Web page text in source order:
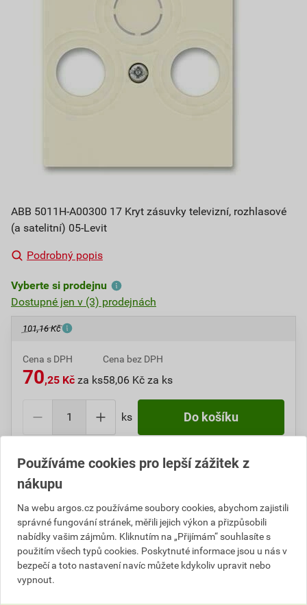
ABB 5011H-A00300 17 Kryt zásuvky televizní, rozhlasové
(a satelitní) 05-Levit
Podrobný popis
Vyberte si prodejnu
Dostupné jen v (3) prodejnách
101,16 Kč
Cena s DPH
70,25 Kč za ks
Cena bez DPH
58,06 Kč za ks
ks Do košíku
Do košíku přidáte1 ksza70,25Kč s DPH
58,06
Číslo položky:1000003292
Katalogový kód: 03N13
Výrobky značky:ABB
Popis
Používáme cookies pro lepší zážitek z
nákupu
Na webu argos.cz používáme soubory cookies, abychom zajistili
správné fungování stránek, měřili jejich výkon a přizpůsobili
nabídky vašim zájmům. Kliknutím na „Přijímám“ souhlasíte s
použitím všech typů cookies. Poskytnuté informace jsou u nás v
bezpečí a toto nastavení navíc můžete kdykoliv upravit nebo
vypnout.